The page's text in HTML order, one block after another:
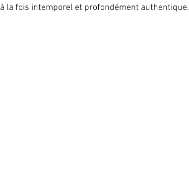
à la fois intemporel et profondément authentique.